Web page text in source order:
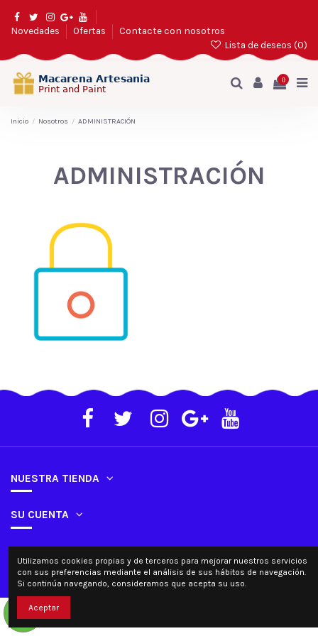
Novedades Ofertas
Contacte con nosotros
Lista de deseos (0)
0
Inicio Nosotros ADMINISTRACIÓN
ADMINISTRACIÓN
NUESTRA TIENDA
SU CUENTA
Utilizamos cookies propias y de terceros para mejorar nuestros servicios
con sus preferencias mediante el análisis de sus hábitos de navegación.
Si continúa navegando, consideramos que acepta su uso.
Aceptar